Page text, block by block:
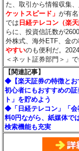
た、取引から情報収集
ケットスピード」が有
では 日経テレコン（楽
らに、投資信託数が
外株式、海外ETF、金
やすいのも便利だ。
＜ネット証券部門＞」
【関連記事】
◆【楽天証券の特徴とお
初心者にもおすすめの
ト」を貯めよう
◆「日経テレコン」「会
料0円ながら、紙媒体で
検索機能も充実